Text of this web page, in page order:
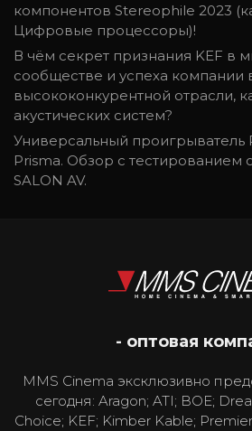
компонентов Stereophile 2023
Цифровые процессоры)!
В чём секрет признания KEF в
сообществе и успеха компании
высококонкурентной отрасли,
акустических систем?
Универсальный проигрыватель
Prisma. Обзор с тестированием
SALON AV.
- оптовая
MMS Cinema эксклюзивно
сегодня: Aragon; ATI; BOE;
Choice; KEF; Kimber Kable;